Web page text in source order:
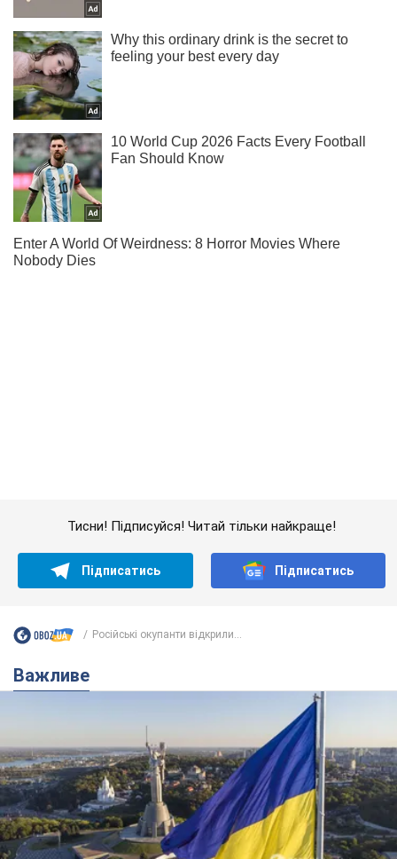
Якою була оригінальна версія гімну України та
чому її боялася Російська імперія: про це не
Державним символом є тільки перший куплет та приспів пісні
6 годин тому 28,3 т.
Олександру Пономарьову – 53: що
відомо про трьох дітей секс-